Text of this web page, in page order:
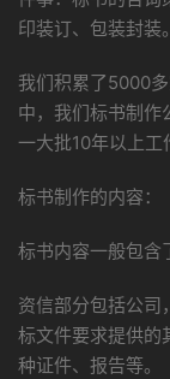
印装订、包装封装。
我们积累了5000
中，我们标书制作
一大批10年以上工
标书制作的内容：
标书内容一般包含
资信部分包括公司
标文件要求提供的
种证件、报告等。